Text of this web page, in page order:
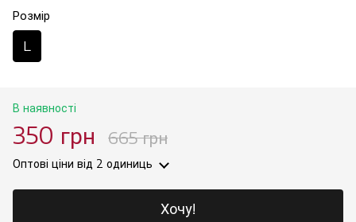
Розмір
L
В наявності
350 грн 665 грн
Оптові ціни від 2 одиниць
Хочу!